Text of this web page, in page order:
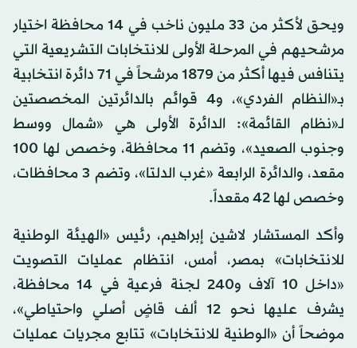
ويحق لأكثر من 33 مليون ناخب في 14 محافظة اختيار
مرشحيهم في المرحلة الأولى للانتخابات التشريعية التي
يتنافس فيها أكثر من 1879 مرشحاً في 71 دائرة انتخابية
بـ«النظام الفردي»، و4 قوائم بالدائرتين المخصصتين
لـ«نظام القائمة»: الدائرة الأولى هي «شمال ووسط
وجنوب الصعيد»، وتضم 11 محافظة، وخصص لها 100
مقعد، والدائرة الرابعة «غرب الدلتا»، وتضم 3 محافظات،
وخصص لها 42 مقعداً.
وأكد المستشار لاشين إبراهيم، رئيس «الهيئة الوطنية
للانتخابات» بمصر، أمس، انتظام عمليات التصويت
«داخل 10 آلاف و240 لجنة فرعية في 14 محافظة،
يشرف عليها نحو 12 ألف قاضٍ أصلي واحتياطي»،
موضحاً أن «الوطنية للانتخابات» تتابع مجريات عمليات